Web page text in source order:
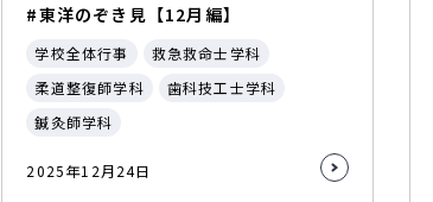
#東洋のぞき見【12月編】
学校全体行事
救急救命士学科
柔道整復師学科
歯科技工士学科
鍼灸師学科
2025年12月24日